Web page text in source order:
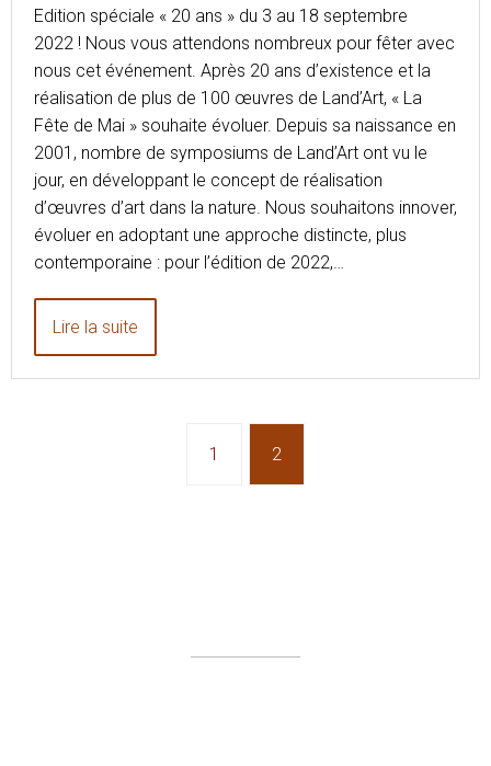
Edition spéciale « 20 ans » du 3 au 18 septembre
2022 ! Nous vous attendons nombreux pour fêter avec
nous cet événement. Après 20 ans d’existence et la
réalisation de plus de 100 œuvres de Land’Art, « La
Fête de Mai » souhaite évoluer. Depuis sa naissance en
2001, nombre de symposiums de Land’Art ont vu le
jour, en développant le concept de réalisation
d’œuvres d’art dans la nature. Nous souhaitons innover,
évoluer en adoptant une approche distincte, plus
contemporaine : pour l’édition de 2022,…
Lire la suite
1 2